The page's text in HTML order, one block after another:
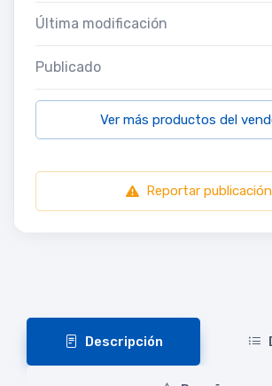
Última modificación
Publicado
Ver más productos del
Reportar publicación
Descripción